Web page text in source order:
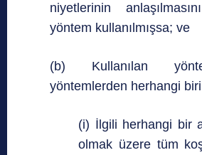
niyetlerinin
yöntem kullanılmışsa; ve
(b) Kullanılan
yöntemlerden herhangi
(i) İlgili herhangi bir
olmak üzere tüm